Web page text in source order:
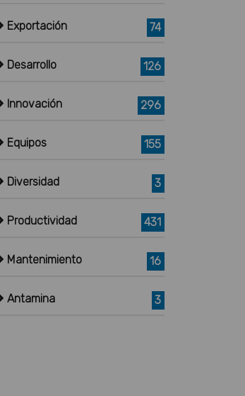
Exportación 74
Desarrollo 126
Innovación 296
Equipos 155
Diversidad 3
Productividad 431
Mantenimiento 16
Antamina 3